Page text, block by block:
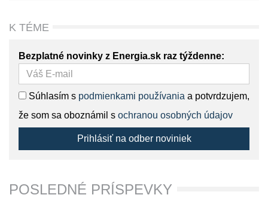
K TÉME
Bezplatné novinky z Energia.sk raz týždenne:
Súhlasím s podmienkami používania a potvrdzujem,
že som sa oboznámil s ochranou osobných údajov
Prihlásiť na odber noviniek
POSLEDNÉ PRÍSPEVKY